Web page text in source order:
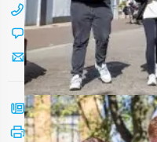
088 428 81 17
Chat met Jeroen
Stuur ons een mailtje
Bel mij terug
Bekijk printbare versie